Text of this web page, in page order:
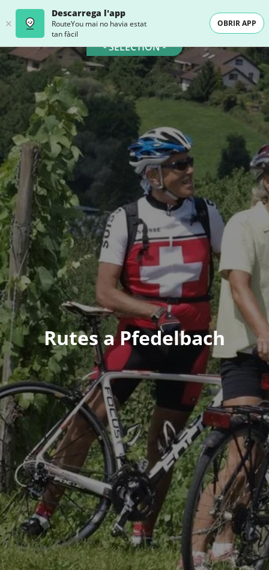
Descarrega l'app
RouteYou mai no havia estat
tan fàcil
OBRIR APP
- SELECTION -
Rutes a Pfedelbach